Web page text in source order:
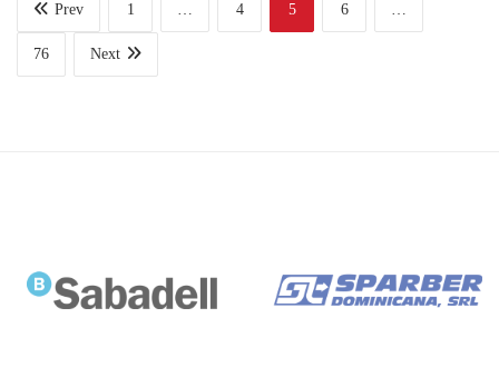
Prev 1 … 4 5 6 …
76 Next